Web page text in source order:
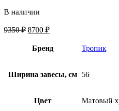
В наличии
9350₽ 8700 ₽
Бренд Тропик
Ширина завесы, см 56
Цвет Матовый